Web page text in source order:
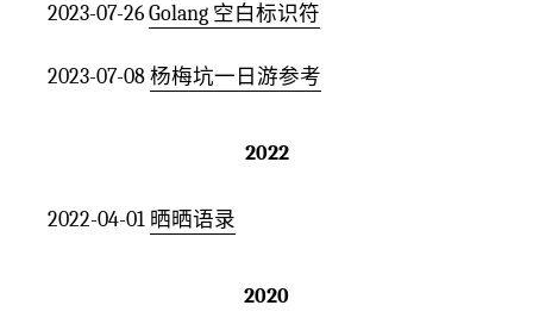
2023-07-26 Golang 空白标识符
2023-07-08 杨梅坑一日游参考
2022
2022-04-01 晒晒语录
2020